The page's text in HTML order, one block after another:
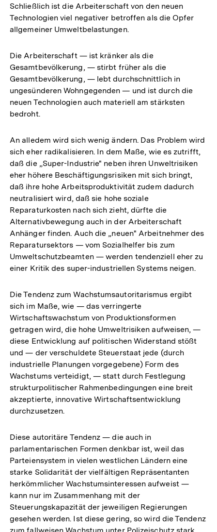
Schließlich ist die Arbeiterschaft von den neuen
Technologien viel negativer betroffen als die Opfer
allgemeiner Umweltbelastungen.
Die Arbeiterschaft — ist kränker als die
Gesamtbevölkerung, — stirbt früher als die
Gesamtbevölkerung, — lebt durchschnittlich in
ungesünderen Wohngegenden — und ist durch die
neuen Technologien auch materiell am stärksten
bedroht.
An alledem wird sich wenig ändern. Das Problem wird
sich eher radikalisieren. In dem Maße, wie es zutrifft,
daß die „Super-Industrie" neben ihren Unweltrisiken
eher höhere Beschäftigungsrisiken mit sich bringt,
daß ihre hohe Arbeitsproduktivität zudem dadurch
neutralisiert wird, daß sie hohe soziale
Reparaturkosten nach sich zieht, dürfte die
Alternativbewegung auch in der Arbeiterschaft
Anhänger finden. Auch die „neuen" Arbeitnehmer des
Reparatursektors — vom Sozialhelfer bis zum
Umweltschutzbeamten — werden tendenziell eher zu
einer Kritik des super-industriellen Systems neigen.
Die Tendenz zum Wachstumsautoritarismus ergibt
sich im Maße, wie — das verringerte
Wirtschaftswachstum von Produktionsformen
getragen wird, die hohe Umweltrisiken aufweisen, —
diese Entwicklung auf politischen Widerstand stößt
und — der verschuldete Steuerstaat jede (durch
industrielle Planungen vorgegebene) Form des
Wachstums verteidigt, — statt durch Festlegung
strukturpolitischer Rahmenbedingungen eine breit
akzeptierte, innovative Wirtschaftsentwicklung
durchzusetzen.
Diese autoritäre Tendenz — die auch in
parlamentarischen Formen denkbar ist, weil das
Parteiensystem in vielen westlichen Ländern eine
starke Solidarität der vielfältigen Repräsentanten
herkömmlicher Wachstumsinteressen aufweist —
kann nur im Zusammenhang mit der
Steuerungskapazität der jeweiligen Regierungen
gesehen werden. Ist diese gering, so wird die Tendenz
Zum